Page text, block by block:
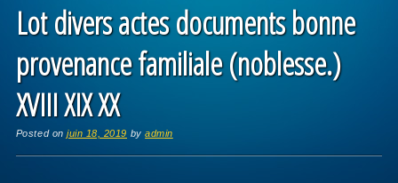
Lot divers actes documents bonne
provenance familiale (noblesse.)
XVIII XIX XX
Posted onjuin 18, 2019 byadmin